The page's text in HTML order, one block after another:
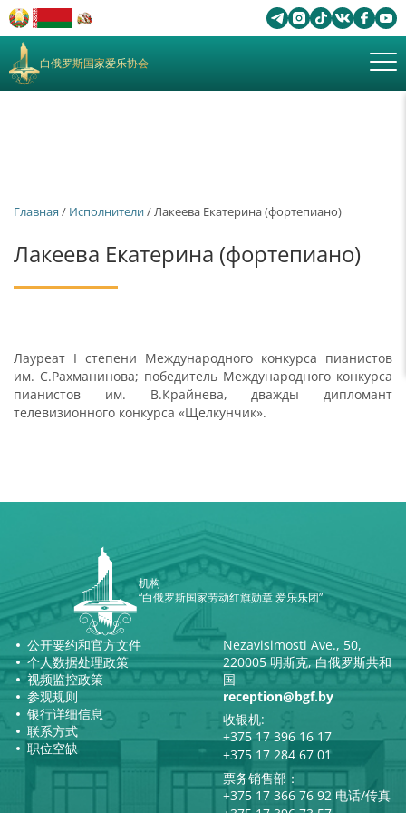
白俄罗斯国家爱乐协会
Главная / Исполнители/ Лакеева Екатерина (фортепиано)
Лакеева Екатерина (фортепиано)
Лауреат I степени Международного конкурса пианистов
им. С.Рахманинова; победитель Международного конкурса
пианистов им. В.Крайнева, дважды дипломант
телевизионного конкурса «Щелкунчик».
机构
“白俄罗斯国家劳动红旗勋章 爱乐乐团”
公开要约和官方文件
个人数据处理政策
视频监控政策
参观规则
银行详细信息
联系方式
职位空缺
Nezavisimosti Ave., 50,
220005 明斯克, 白俄罗斯共和
国
reception@bgf.by
收银机:
+375 17 396 16 17
+375 17 284 67 01
票务销售部：
+375 17 366 76 92 电话/传真